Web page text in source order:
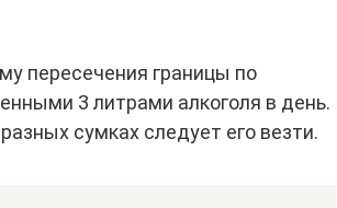
пересечения границы по
3 литрами алкоголя в день.
сумках следует его везти.